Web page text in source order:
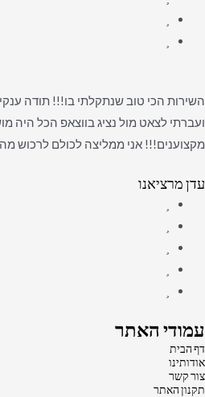
השירות הכי טוב שנתקלתי בו!!! תודה
ועברתי לצאט מול נציג בווצאפ הכל היה
מקצוענים!!! אני ממליצה לכולם לרכוש
עדן מרציאנו
עמודי האתר
דף הבית
אודותינו
צור קשר
תקנון האתר